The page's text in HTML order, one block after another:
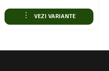
VEZI VARIANTE